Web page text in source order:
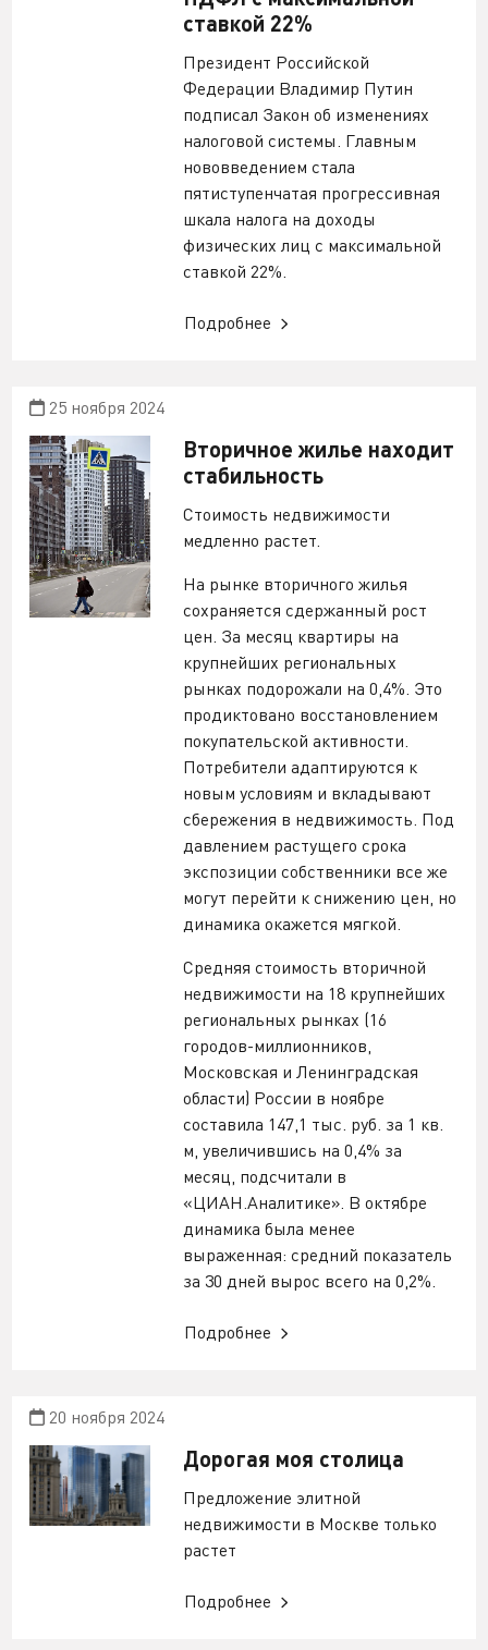
ставкой 22%
Президент Российской
Федерации Владимир Путин
подписал Закон об изменениях
налоговой системы. Главным
нововведением стала
пятиступенчатая прогрессивная
шкала налога на доходы
физических лиц с максимальной
ставкой 22%.
Подробнее
25 ноября 2024
Вторичное жилье находит
стабильность
Стоимость недвижимости
медленно растет.
На рынке вторичного жилья
сохраняется сдержанный рост
цен. За месяц квартиры на
крупнейших региональных
рынках подорожали на 0,4%. Это
продиктовано восстановлением
покупательской активности.
Потребители адаптируются к
новым условиям и вкладывают
сбережения в недвижимость. Под
давлением растущего срока
экспозиции собственники все же
могут перейти к снижению цен, но
динамика окажется мягкой.
Средняя стоимость вторичной
недвижимости на 18 крупнейших
региональных рынках (16
городов-миллионников,
Московская и Ленинградская
области) России в ноябре
составила 147,1 тыс. руб. за 1 кв.
м, увеличившись на 0,4% за
месяц, подсчитали в
«ЦИАН.Аналитике». В октябре
динамика была менее
выраженная: средний показатель
за 30 дней вырос всего на 0,2%.
Подробнее
20 ноября 2024
Дорогая моя столица
Предложение элитной
недвижимости в Москве только
растет
Подробнее